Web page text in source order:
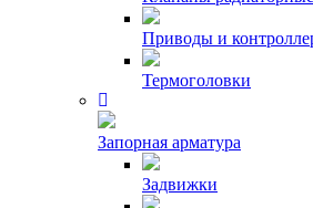
Приводы и
Термоголовки
Запорная арматура
Задвижки